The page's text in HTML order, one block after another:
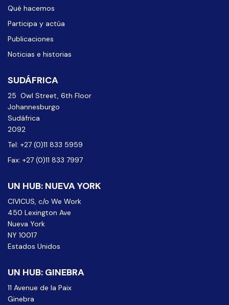
Qué hacemos
Participa y actúa
Publicaciones
Noticias e historias
SUDÁFRICA
25 Owl Street, 6th Floor
Johannesburgo
Sudáfrica
2092
Tel: +27 (0)11 833 5959
Fax: +27 (0)11 833 7997
UN HUB: NUEVA YORK
CIVICUS, c/o We Work
450 Lexington Ave
Nueva York
NY 10017
Estados Unidos
UN HUB: GINEBRA
11 Avenue de la Paix
Ginebra